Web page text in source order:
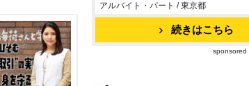
アルバイト・パート / 東京都
続きはこちら
sponsored